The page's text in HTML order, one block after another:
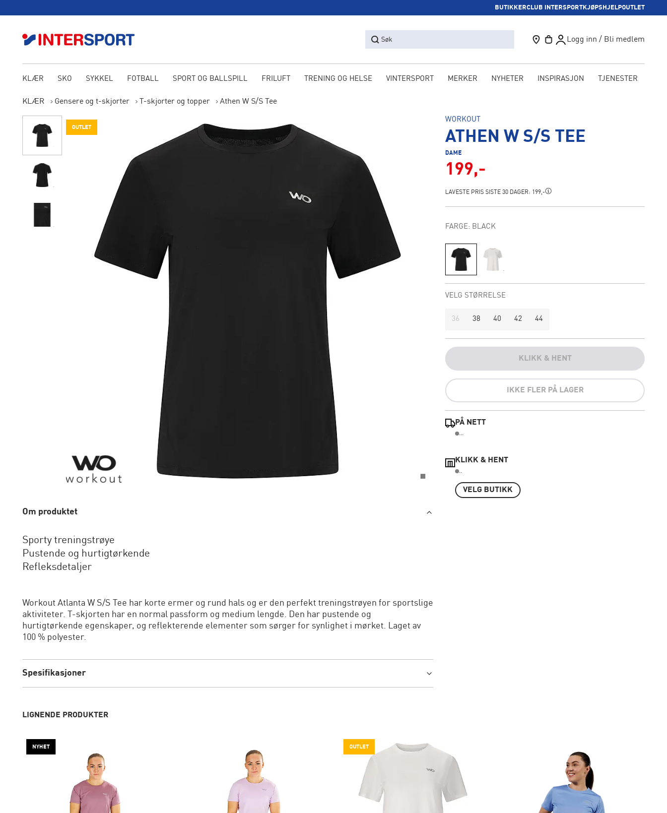
BUTIKKERCLUB INTERSPORTKJØPSHJELPOUTLET
Søk Logg inn / Bli medlem
KLÆR SKO SYKKEL FOTBALL SPORT OG BALLSPILL FRILUFT TRENING OG HELSE VINTERSPORT MERKER NYHETER INSPIRASJON TJENESTER
KLÆR Gensere og t-skjorter T-skjorter og topper Athen W S/S Tee
OUTLET
Om produktet
Sporty treningstrøye
Pustende og hurtigtørkende
Refleksdetaljer
Workout Atlanta W S/S Tee har korte ermer og rund hals og er den perfekt treningstrøyen for sportslige
aktiviteter. T-skjorten har en normal passform og medium lengde. Den har pustende og
hurtigtørkende egenskaper, og reflekterende elementer som sørger for synlighet i mørket. Laget av
100 % polyester.
Spesifikasjoner
WORKOUT
ATHEN W S/S TEE
DAME
199,-
LAVESTE PRIS SISTE 30 DAGER: 199,-
FARGE: BLACK
VELG STØRRELSE
36 38 40 42 44
KLIKK & HENT
IKKE FLER PÅ LAGER
PÅ NETT
...
KLIKK & HENT
..
VELG BUTIKK
LIGNENDE PRODUKTER
NYHET OUTLET